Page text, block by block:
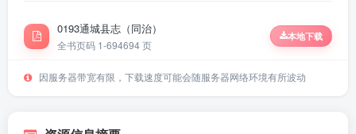
0193通城县志（同治）
全书页码 1-694694 页
本地下载
因服务器带宽有限，下载速度可能会随服务器网络环境有所波动